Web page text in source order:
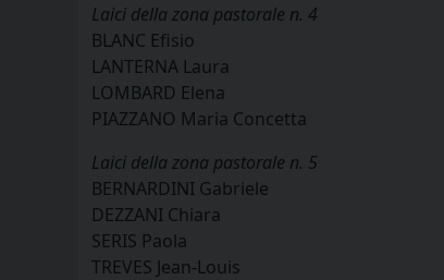
Laici della zona pastorale n. 4
BLANC Efisio
LANTERNA Laura
LOMBARD Elena
PIAZZANO Maria Concetta
Laici della zona pastorale n. 5
BERNARDINI Gabriele
DEZZANI Chiara
SERIS Paola
TREVES Jean-Louis